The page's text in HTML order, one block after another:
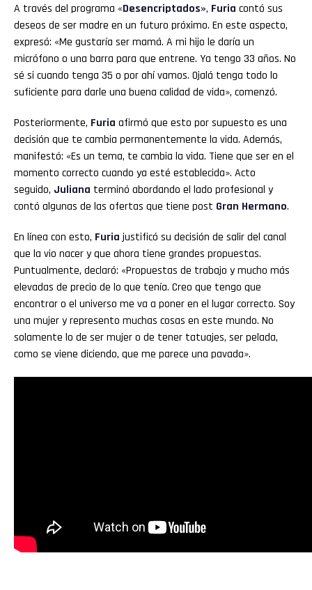
A través del programa «Desencriptados», Furia contó sus
deseos de ser madre en un futuro próximo. En este aspecto,
expresó: «Me gustaría ser mamá. A mi hijo le daría un
micrófono o una barra para que entrene. Ya tengo 33 años. No
sé si cuando tenga 35 o por ahí vamos. Ojalá tenga todo lo
suficiente para darle una buena calidad de vida», comenzó.
Posteriormente, Furia afirmó que esto por supuesto es una
decisión que te cambia permanentemente la vida. Además,
manifestó: «Es un tema, te cambia la vida. Tiene que ser en el
momento correcto cuando ya esté establecida». Acto
seguido, Juliana terminó abordando el lado profesional y
contó algunas de las ofertas que tiene post Gran Hermano.
En línea con esto, Furia justificó su decisión de salir del canal
que la vio nacer y que ahora tiene grandes propuestas.
Puntualmente, declaró: «Propuestas de trabajo y mucho más
elevadas de precio de lo que tenía. Creo que tengo que
encontrar o el universo me va a poner en el lugar correcto. Soy
una mujer y represento muchas cosas en este mundo. No
solamente lo de ser mujer o de tener tatuajes, ser pelada,
como se viene diciendo, que me parece una pavada».